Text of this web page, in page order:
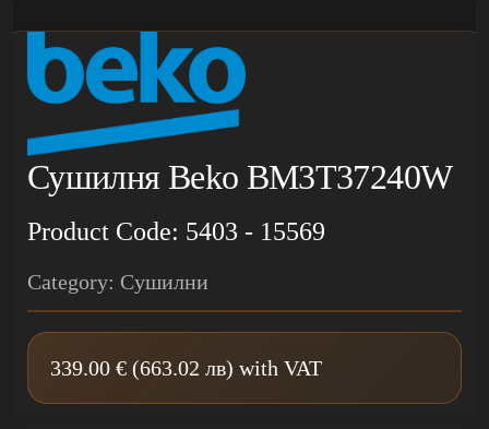
Сушилня Beko BM3T37240W
Product Code: 5403 - 15569
Category: Сушилни
339.00 € (663.02 лв) with VAT